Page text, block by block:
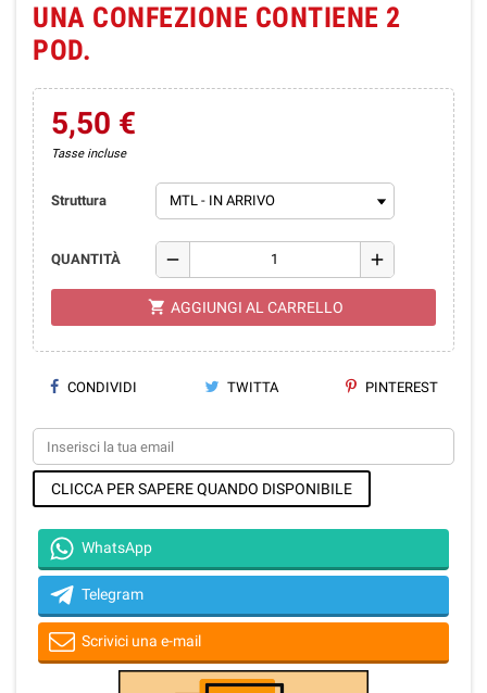
UNA CONFEZIONE CONTIENE 2
POD.
5,50 €
Tasse incluse
Struttura
QUANTITÀ remove add
shopping_cart AGGIUNGI AL CARRELLO
CONDIVIDI TWITTA PINTEREST
CLICCA PER SAPERE QUANDO DISPONIBILE
WhatsApp
Telegram
Scrivici una e-mail